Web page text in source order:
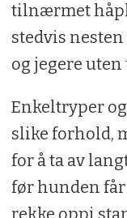
tilnærmet
stedvis
og jegere uten
Enkeltryper
slike forhold,
for å ta av
før hunden får
rekke oppi